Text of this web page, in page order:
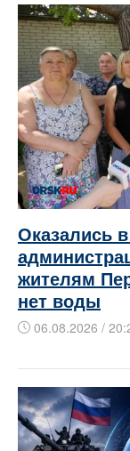
Оказались
жителям
нет воды
06.08.2026 /